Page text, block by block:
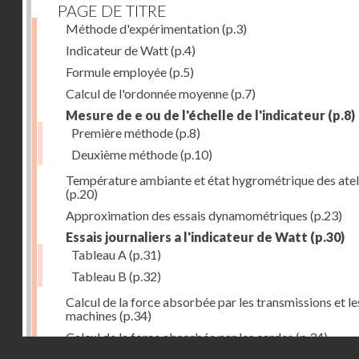
PAGE DE TITRE
Méthode d'expérimentation(p.3)
Indicateur de Watt(p.4)
Formule employée(p.5)
Calcul de l'ordonnée moyenne(p.7)
Mesure de e ou de l'échelle de l'indicateur (p.8)
Première méthode(p.8)
Deuxième méthode(p.10)
Température ambiante et état hygrométrique des
(p.20)
Approximation des essais dynamométriques (p.23)
Essais journaliers a l'indicateur de Watt (p.30)
Tableau A (p.31)
Tableau B (p.32)
Calcul de la force absorbée par les transmissions et
machines (p.34)
Calcul de la force absorbée par les cardes(p.34)